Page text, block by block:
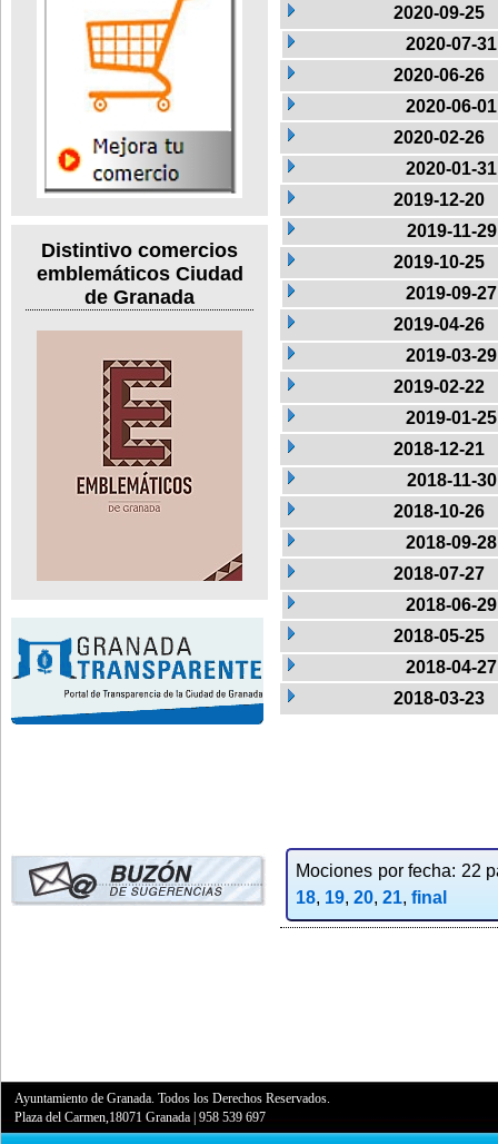
Distintivo comercios
emblemáticos Ciudad
de Granada
2020-09-25
2020-07-31
2020-06-26
2020-06-01
2020-02-26
2020-01-31
2019-12-20
2019-11-29
2019-10-25
2019-09-27
2019-04-26
2019-03-29
2019-02-22
2019-01-25
2018-12-21
2018-11-30
2018-10-26
2018-09-28
2018-07-27
2018-06-29
2018-05-25
2018-04-27
2018-03-23
Mociones por fecha: 22
18, 19, 20, 21, final
Ayuntamiento de Granada. Todos los Derechos Reservados.
Plaza del Carmen,18071 Granada |958 539 697